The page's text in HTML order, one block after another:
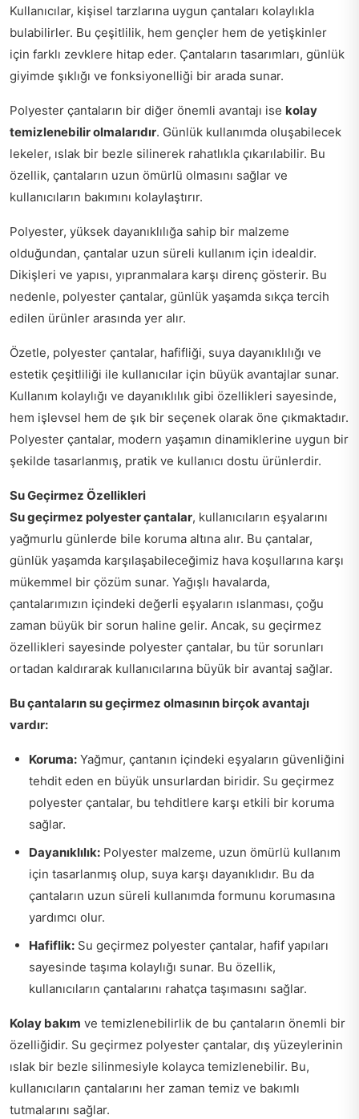
Kullanıcılar, kişisel tarzlarına uygun çantaları kolaylıkla
bulabilirler. Bu çeşitlilik, hem gençler hem de yetişkinler
için farklı zevklere hitap eder. Çantaların tasarımları, günlük
giyimde şıklığı ve fonksiyonelliği bir arada sunar.
Polyester çantaların bir diğer önemli avantajı ise kolay
temizlenebilir olmalarıdır. Günlük kullanımda oluşabilecek
lekeler, ıslak bir bezle silinerek rahatlıkla çıkarılabilir. Bu
özellik, çantaların uzun ömürlü olmasını sağlar ve
kullanıcıların bakımını kolaylaştırır.
Polyester, yüksek dayanıklılığa sahip bir malzeme
olduğundan, çantalar uzun süreli kullanım için idealdir.
Dikişleri ve yapısı, yıpranmalara karşı direnç gösterir. Bu
nedenle, polyester çantalar, günlük yaşamda sıkça tercih
edilen ürünler arasında yer alır.
Özetle, polyester çantalar, hafifliği, suya dayanıklılığı ve
estetik çeşitliliği ile kullanıcılar için büyük avantajlar sunar.
Kullanım kolaylığı ve dayanıklılık gibi özellikleri sayesinde,
hem işlevsel hem de şık bir seçenek olarak öne çıkmaktadır.
Polyester çantalar, modern yaşamın dinamiklerine uygun bir
şekilde tasarlanmış, pratik ve kullanıcı dostu ürünlerdir.
Su Geçirmez Özellikleri
Su geçirmez polyester çantalar, kullanıcıların eşyalarını
yağmurlu günlerde bile koruma altına alır. Bu çantalar,
günlük yaşamda karşılaşabileceğimiz hava koşullarına karşı
mükemmel bir çözüm sunar. Yağışlı havalarda,
çantalarımızın içindeki değerli eşyaların ıslanması, çoğu
zaman büyük bir sorun haline gelir. Ancak, su geçirmez
özellikleri sayesinde polyester çantalar, bu tür sorunları
ortadan kaldırarak kullanıcılarına büyük bir avantaj sağlar.
Bu çantaların su geçirmez olmasının birçok avantajı
vardır:
Koruma: Yağmur, çantanın içindeki eşyaların güvenliğini
tehdit eden en büyük unsurlardan biridir. Su geçirmez
polyester çantalar, bu tehditlere karşı etkili bir koruma
sağlar.
Dayanıklılık: Polyester malzeme, uzun ömürlü kullanım
için tasarlanmış olup, suya karşı dayanıklıdır. Bu da
çantaların uzun süreli kullanımda formunu korumasına
yardımcı olur.
Hafiflik: Su geçirmez polyester çantalar, hafif yapıları
sayesinde taşıma kolaylığı sunar. Bu özellik,
kullanıcıların çantalarını rahatça taşımasını sağlar.
Kolay bakım ve temizlenebilirlik de bu çantaların önemli bir
özelliğidir. Su geçirmez polyester çantalar, dış yüzeylerinin
ıslak bir bezle silinmesiyle kolayca temizlenebilir. Bu,
kullanıcıların çantalarını her zaman temiz ve bakımlı
tutmalarını sağlar.